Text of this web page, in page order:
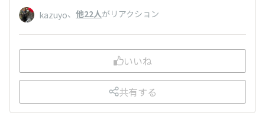
kazuyo、 他22人がリアクション
いいね
共有する